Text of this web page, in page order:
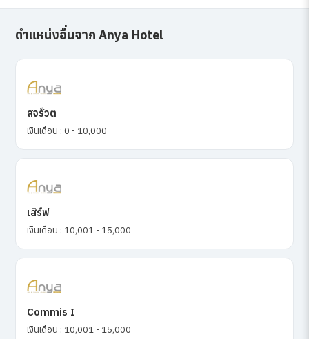
ตำแหน่งอื่นจาก Anya Hotel
สจร๊วต
เงินเดือน : 0 - 10,000
เสิร์ฟ
เงินเดือน : 10,001 - 15,000
Commis I
เงินเดือน : 10,001 - 15,000